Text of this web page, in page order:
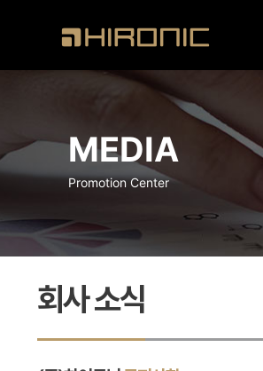
MEDIA
Promotion Center
회사 소식